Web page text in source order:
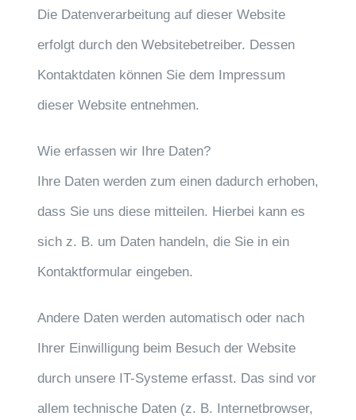
Die Datenverarbeitung auf dieser Website
erfolgt durch den Websitebetreiber. Dessen
Kontaktdaten können Sie dem Impressum
dieser Website entnehmen.
Wie erfassen wir Ihre Daten?
Ihre Daten werden zum einen dadurch erhoben,
dass Sie uns diese mitteilen. Hierbei kann es
sich z. B. um Daten handeln, die Sie in ein
Kontaktformular eingeben.
Andere Daten werden automatisch oder nach
Ihrer Einwilligung beim Besuch der Website
durch unsere IT-Systeme erfasst. Das sind vor
allem technische Daten (z. B. Internetbrowser,